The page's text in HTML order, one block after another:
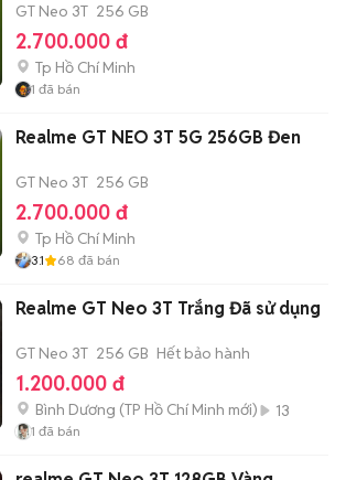
GT Neo 3T 256 GB
2.700.000 đ
Tp Hồ Chí Minh
1 đã bán
Realme GT NEO 3T 5G 256GB Đen
GT Neo 3T 256 GB
2.700.000 đ
Tp Hồ Chí Minh
3.1 68 đã bán
Realme GT Neo 3T Trắng Đã sử dụng
GT Neo 3T 256 GB Hết bảo hành
1.200.000 đ
Bình Dương (TP Hồ Chí Minh mới) 13
1 đã bán